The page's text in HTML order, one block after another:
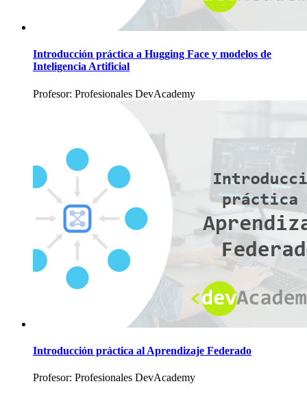
Introducción práctica a Hugging Face y modelos de
Inteligencia Artificial
Profesor: Profesionales DevAcademy
Introducción práctica al Aprendizaje Federado
Profesor: Profesionales DevAcademy